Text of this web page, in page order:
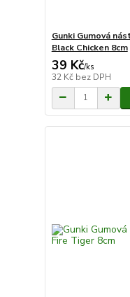
Gunki Gumová
Black Chicken 8cm
39 Kč/ks
32 Kč bez DPH